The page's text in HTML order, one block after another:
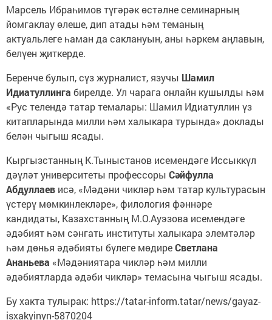
Марсель Ибраһимов түгәрәк өстәлне семинарның
йомгаклау өлеше, дип атады һәм теманың
актуальлеге һаман да саклануын, аны һәркем аңлавын,
белүен җиткерде.
Беренче булып, сүз журналист, язучы Шамил
Идиатуллинга бирелде. Ул чарага онлайн кушылды һәм
«Рус телендә татар темалары: Шамил Идиатуллин үз
китапларында милли һәм халыкара турында» доклады
белән чыгыш ясады.
Кыргызстанның К.Тыныстанов исемендәге Иссыккүл
дәүләт университеты профессоры Сәйфулла
Абдуллаев исә, «Мәдәни чикләр һәм татар культурасын
үстерү мөмкинлекләре», филология фәннәре
кандидаты, Казахстанның М.О.Ауэзова исемендәге
әдәбият һәм сәнгать институты халыкара элемтәләр
һәм дөнья әдәбияты бүлеге мөдиреСветлана
Ананьева «Мәдәниятара чикләр һәм милли
әдәбиятларда әдәби чикләр» темасына чыгыш ясады.
Бу хакта тулырак: https://tatar-inform.tatar/news/gayaz-
isxakyinyn-5870204